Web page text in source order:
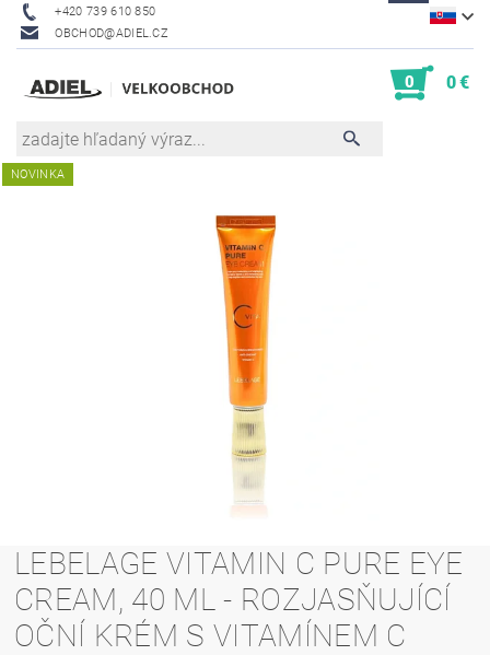
+420 739 610 850
OBCHOD@ADIEL.CZ
0 0 €
NOVINKA
LEBELAGE VITAMIN C PURE EYE
CREAM, 40 ML - ROZJASŇUJÍCÍ
OČNÍ KRÉM S VITAMÍNEM C